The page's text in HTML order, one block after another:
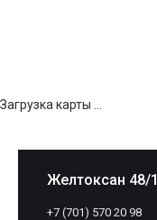
Желтоксан 48/1
+7 (701) 570 20 98
Загрузка карты ...